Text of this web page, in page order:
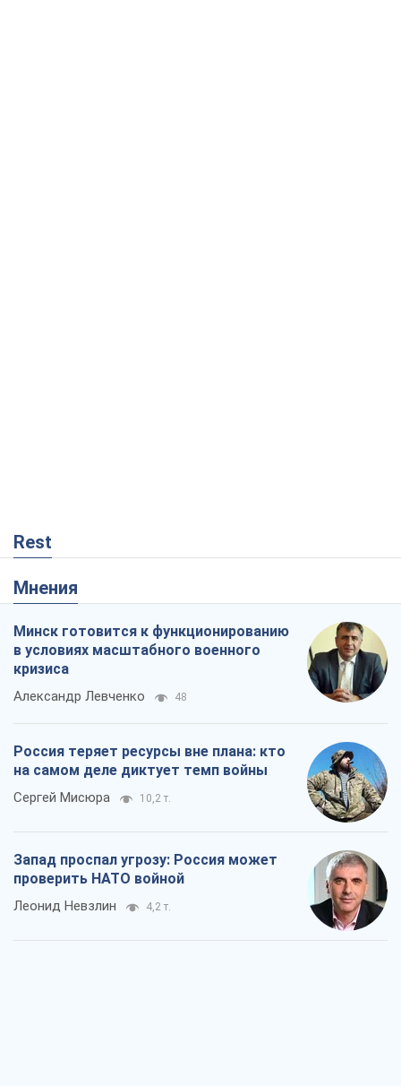
Rest
Мнения
Минск готовится к функционированию
в условиях масштабного военного
кризиса
Александр Левченко 48
Россия теряет ресурсы вне плана: кто
на самом деле диктует темп войны
Сергей Мисюра 10,2 т.
Запад проспал угрозу: Россия может
проверить НАТО войной
Леонид Невзлин 4,2 т.